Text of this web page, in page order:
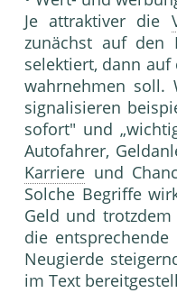
Je attraktiver die
zunächst auf den
selektiert, dann
wahrnehmen soll.
signalisieren
sofort" und
Autofahrer,
Karriere und
Solche Begriffe
Geld und trotzdem
die
Neugierde
im Text